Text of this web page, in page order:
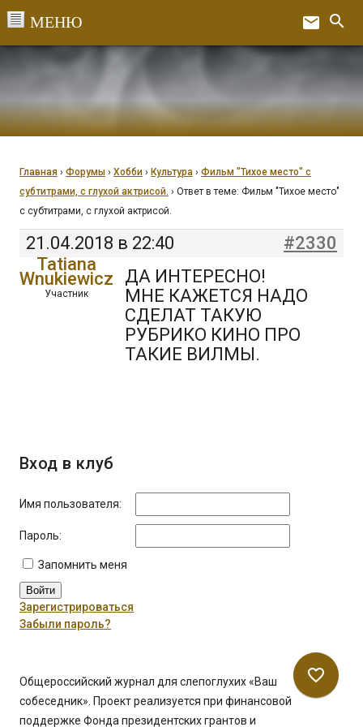
email search
Главная › Форумы › Хобби › Культура › Фильм "Тихое место" с
субтитрами, с глухой актрисой. › Ответ в теме: Фильм "Тихое место"
с субтитрами, с глухой актрисой.
21.04.2018 в 22:40
#2330
Tatiana
Wnukiewicz
Участник
ДА ИНТЕРЕСНО!
МНЕ КАЖЕТСЯ НАДО
СДЕЛАТ ТАКУЮ
РУБРИКО КИНО ПРО
ТАКИЕ ВИЛМЫ.
Вход в клуб
Имя пользователя:
Пароль:
Запомнить меня
Войти
Зарегистрироваться
Забыли пароль?
Общероссийский журнал для слепоглухих «Ваш
собеседник». Проект реализуется при финансовой
поддержке Фонда президентских грантов и
favorite_border